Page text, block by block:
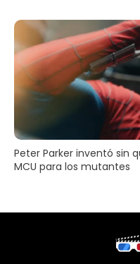
Peter Parker inventó sin
MCU para los mutantes